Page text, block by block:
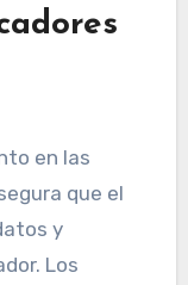
que
video o
progreso.